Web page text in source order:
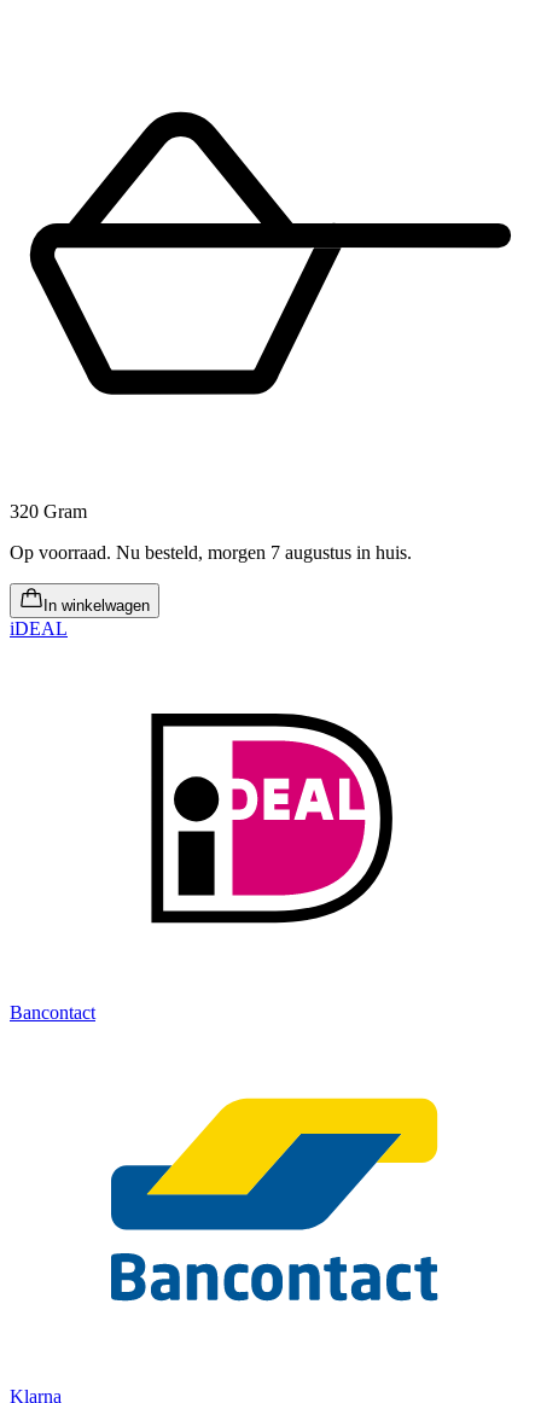
320 Gram
Op voorraad. Nu besteld, morgen 7 augustus in huis.
In winkelwagen
iDEAL
Bancontact
Klarna